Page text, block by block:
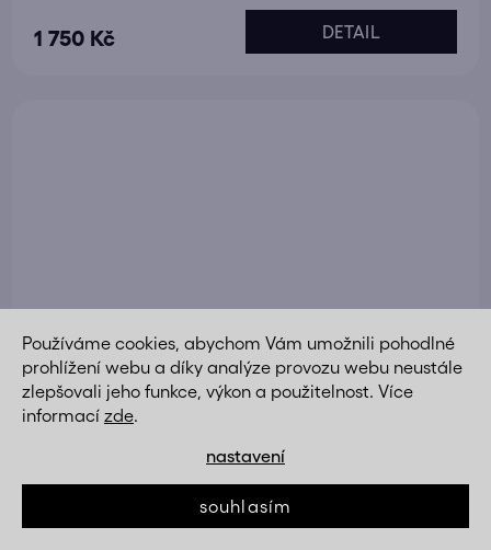
Používáme cookies, abychom Vám umožnili pohodlné
prohlížení webu a díky analýze provozu webu neustále
zlepšovali jeho funkce, výkon a použitelnost. Více
informací zde.
nastavení
souhlasím
1 750 Kč DETAIL